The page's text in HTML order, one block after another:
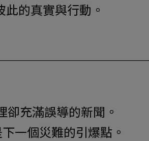
的真實與行動。
充滿誤導的新聞。
一個災難的引爆點。